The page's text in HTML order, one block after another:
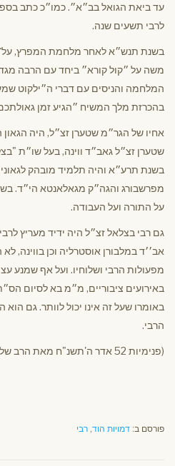
עד ביאת הגואל בב״א״. כמו״כ כתב
לרבי תשעים שנה.
בשנת תנש״א לאחר מלחמת המפרץ,
משה על ״קול קורא״ ביחד עם הרבה
המלחמה והניסים עם דברי ה״ילקוט
בהכרזת מלך המשיח ״הגיע זמן
אחיו של הגר״מ שטערן זצ״ל, היה
שטערן זצ״ל גאב״ד ווינה, בעל שו״ת
בשנת תרע״א והיה תלמיד מובהק
מפרשבורג והגה״ק מגאלאנטא הי״ד.
על התורה ועל העבודה.
גם רבי בצלאל זצ״ל היה ידיד מעריץ
אב׳׳ד במלבורן אוסטרליה וכן בווינה,
מפעולות הרבי ושלוחיו. ועל אף
באירועים ציבוריים, מ״מ בא לסיום
באומרו שעל זה אינו יכול לוותר. גם
הרבי.
(פנימיות 52 אדר ה'תשנ"ח מאת הרב שלום דב וולפא)
פורסם ב: דמויות הוד, רבי